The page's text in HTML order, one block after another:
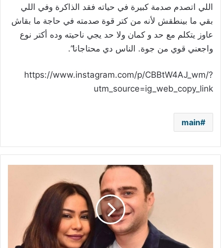
اللي اتصدم صدمة كبيرة في حياته فقد الذاكرة وفي اللي
بقي ما بينطقش لأنه من كتر قوة صدمته في حاجة ما بقاش
عاوز يتكلم مع حد و كمان ولا حد يجي ناحيته وده أكتر نوع
واجعني قوي من جوة. الناس دي محتاجانا”.
https://www.instagram.com/p/CBBtW4AJ_wm/?
utm_source=ig_web_copy_link
main